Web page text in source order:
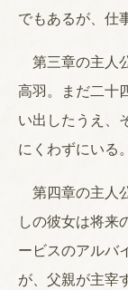
でもあるが、仕
第三章の主人
高羽。まだ二十
い出したうえ、
にくわずにいる。
第四章の主人
しの彼女は将来
ービスのアルバ
が、父親が主宰